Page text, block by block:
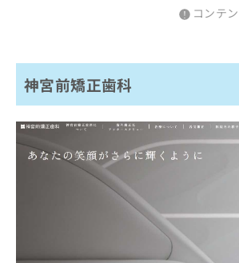
コンテ
神宮前矯正歯科